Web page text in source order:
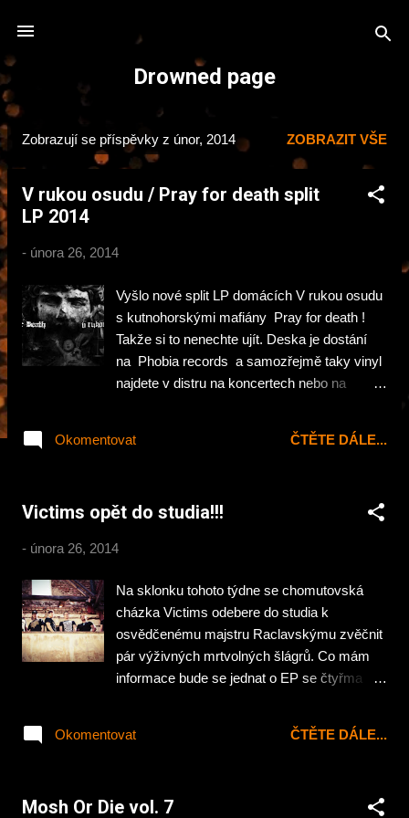
Drowned page
Zobrazují se příspěvky z únor, 2014 ZOBRAZIT VŠE
V rukou osudu / Pray for death split
LP 2014
- února 26, 2014
Vyšlo nové split LP domácích V rukou osudu
s kutnohorskými mafiány Pray for death !
Takže si to nenechte ujít. Deska je dostání
na Phobia records a samozřejmě taky vinyl
najdete v distru na koncertech nebo na
Okomentovat ČTĚTE DÁLE...
Victims opět do studia!!!
- února 26, 2014
Na sklonku tohoto týdne se chomutovská
cházka Victims odebere do studia k
osvědčenému majstru Raclavskýmu zvěčnit
pár výživných mrtvolných šlágrů. Co mám
informace bude se jednat o EP se čtyřma
Okomentovat
ČTĚTE DÁLE...
Mosh Or Die vol. 7